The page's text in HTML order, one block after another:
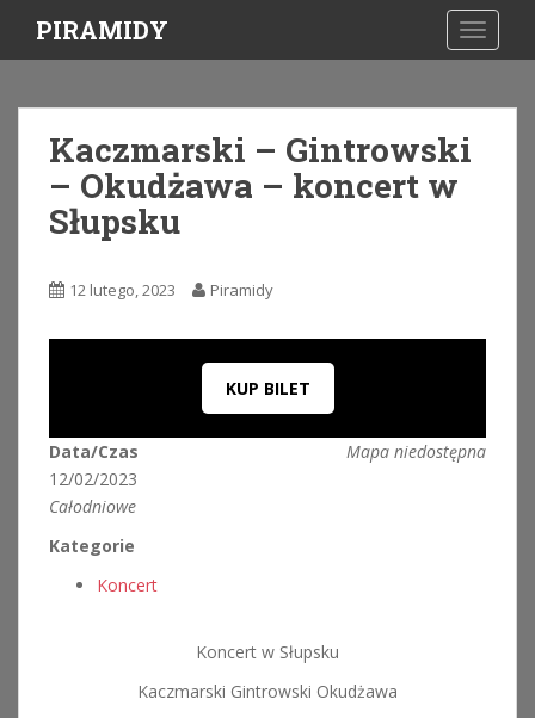
i
PIRAMIDY
Kaczmarski – Gintrowski
– Okudżawa – koncert w
Słupsku
12 lutego, 2023 Piramidy
KUP BILET
Mapa niedostępna
Data/Czas
12/02/2023
Całodniowe
Kategorie
Koncert
Koncert w Słupsku
Kaczmarski Gintrowski Okudżawa